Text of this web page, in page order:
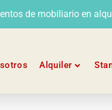
de mobiliario en
Alquiler